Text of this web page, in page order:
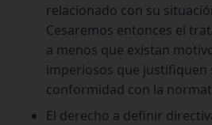
relacionado con su
Cesaremos entonces el
a menos que existan
imperiosos que justifiquen
conformidad con la
El derecho a definir